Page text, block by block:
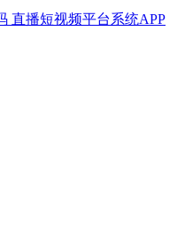
直播短视频平台系统APP